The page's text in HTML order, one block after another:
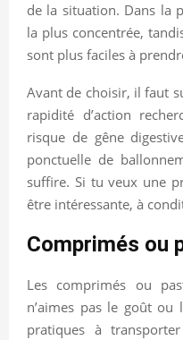
de la situation. Dans la
la plus concentrée,
sont plus faciles à
Avant de choisir, il faut
rapidité d’action
risque de gêne
ponctuelle de
suffire. Si tu veux une
être intéressante, à
Comprimés ou
Les comprimés ou
n’aimes pas le goût
pratiques à